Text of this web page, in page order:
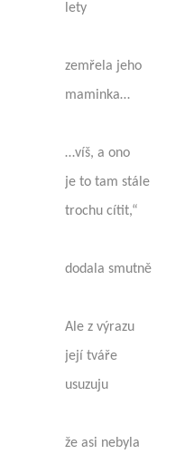
lety
zemřela jeho
maminka…
…víš, a ono
je to tam stále
trochu cítit,“
dodala smutně
Ale z výrazu
její tváře
usuzuju
že asi nebyla